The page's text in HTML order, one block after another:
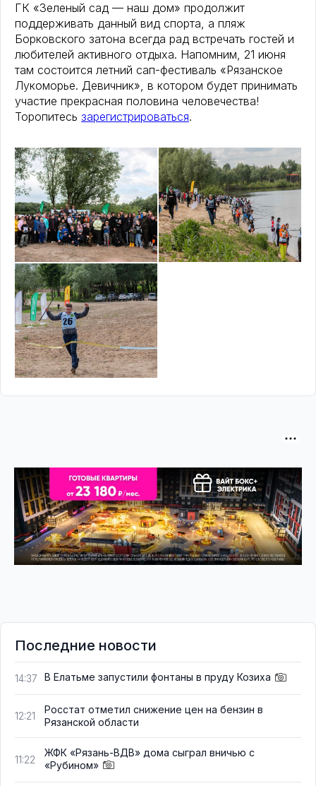
ГК «Зеленый сад — наш дом» продолжит
поддерживать данный вид спорта, а пляж
Борковского затона всегда рад встречать гостей и
любителей активного отдыха. Напомним, 21 июня
там состоится летний сап-фестиваль «Рязанское
Лукоморье. Девичник», в котором будет принимать
участие прекрасная половина человечества!
Торопитесь зарегистрироваться.
Последние новости
14:37 В Елатьме запустили фонтаны в пруду Козиха
12:21
Росстат отметил снижение цен на бензин в
Рязанской области
11:22
ЖФК «Рязань-ВДВ» дома сыграл вничью с
«Рубином»